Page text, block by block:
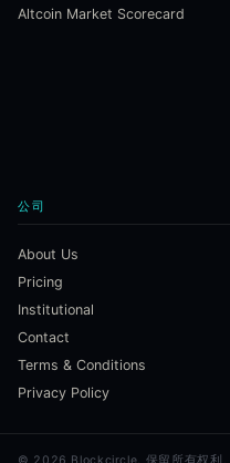
Altcoin Market Scorecard
公司
About Us
Pricing
Institutional
Contact
Terms & Conditions
Privacy Policy